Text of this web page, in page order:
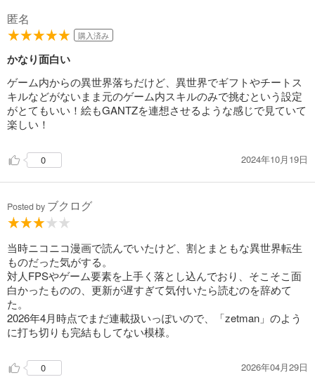
異世界人もBランク冒険者はパワードスーツ装備の主人公に匹
敵し、決して主人公の噛ませになる世界ではありません。
にも温かみや人間味が感じられます。
主人公も物事を真摯に受けとめて悩み、他人に敬意を払える人
間です。
この作品は『ヤングエースUP』連載で、そちらの方で全話見
る事できる作品です。
『全話読めるなら買う必要ないのでは？』と思うでしょうが、
ます。
単行本には2巻から軽めのオマケイラストや原作小説が付属して
います(1巻は…)
何よりも見開きで読みやすく、戦闘シーンの格好良さは段違い
に感じます
もしヤングエースUPの無料連載を読んで『ヒロインは可愛いし
主人公やキンジャーさん格好良い！』と思われるのならお布施
も兼ねて購入してあげてはどうでしょうか。
作画は凄い頑張っていると思います。
匿名
購入済み
かなり面白い
ゲーム内からの異世界落ちだけど、異世界でギフトやチートス
キルなどがないまま元のゲーム内スキルのみで挑むという設定
がとてもいい！絵もGANTZを連想させるような感じで見ていて
楽しい！
0 2024年10月19日
Posted by ブクログ
当時ニコニコ漫画で読んでいたけど、割とまともな異世界転生
ものだった気がする。
対人FPSやゲーム要素を上手く落とし込んでおり、そこそこ面
白かったものの、更新が遅すぎて気付いたら読むのを辞めて
た。
2026年4月時点でまだ連載扱いっぽいので、「zetman」のよう
に打ち切りも完結もしてない模様。
0 2026年04月29日